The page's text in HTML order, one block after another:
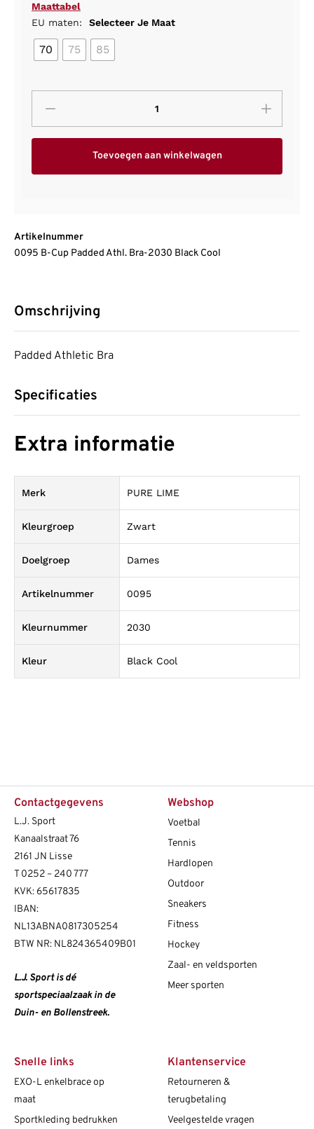
Maattabel
EU maten:
Selecteer Je Maat
70 75 85
Toevoegen aan winkelwagen
Artikelnummer
0095 B-Cup Padded Athl. Bra-2030 Black Cool
Omschrijving
Padded Athletic Bra
Specificaties
Extra informatie
Merk PURE LIME
Kleurgroep Zwart
Doelgroep Dames
Artikelnummer 0095
Kleurnummer 2030
Kleur Black Cool
Contactgegevens
L.J. Sport
Kanaalstraat 76
2161 JN Lisse
T0252 – 240 777
KVK: 65617835
IBAN:
NL13ABNA0817305254
BTW NR: NL824365409B01
L.J. Sport is dé
sportspeciaalzaak in de
Duin- en Bollenstreek.
Webshop
Voetbal
Tennis
Hardlopen
Outdoor
Sneakers
Fitness
Hockey
Zaal- en veldsporten
Meer sporten
Snelle links
EXO-L enkelbrace op
maat
Sportkleding bedrukken
Klantenservice
Retourneren &
terugbetaling
Veelgestelde vragen